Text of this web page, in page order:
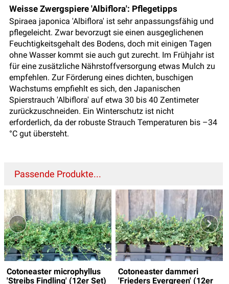
Weisse Zwergspiere 'Albiflora': Pflegetipps
Spiraea japonica 'Albiflora' ist sehr anpassungsfähig und
pflegeleicht. Zwar bevorzugt sie einen ausgeglichenen
Feuchtigkeitsgehalt des Bodens, doch mit einigen Tagen
ohne Wasser kommt sie auch gut zurecht. Im Frühjahr ist
für eine zusätzliche Nährstoffversorgung etwas Mulch zu
empfehlen. Zur Förderung eines dichten, buschigen
Wachstums empfiehlt es sich, den Japanischen
Spierstrauch 'Albiflora' auf etwa 30 bis 40 Zentimeter
zurückzuschneiden. Ein Winterschutz ist nicht
erforderlich, da der robuste Strauch Temperaturen bis –34
°C gut übersteht.
Passende Produkte...
Cotoneaster microphyllus
'Streibs Findling' (12er Set)
Cotoneaster dammeri
'Frieders Evergreen' (12er